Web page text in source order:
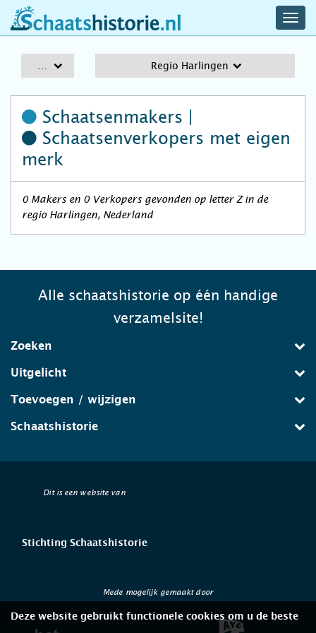
schaatshistorie.nl
Regio Harlingen
Schaatsenmakers |
Schaatsenverkopers met eigen
merk
0 Makers en 0 Verkopers gevonden op letter Z in de
regio Harlingen, Nederland
Alle schaatshistorie op één handige
verzamelsite!
Zoeken
Uitgelicht
Toevoegen / wijzigen
Schaatshistorie
Dit is een website van
Stichting Schaatshistorie
Mede mogelijk gemaakt door
Deze website gebruikt functionele cookies om u de beste